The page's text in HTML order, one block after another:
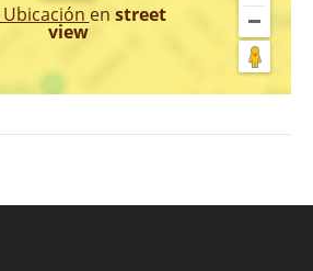
en street
view